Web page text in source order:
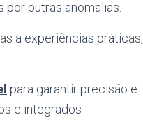
outras anomalias.
a experiências práticas,
para garantir precisão e
e integrados